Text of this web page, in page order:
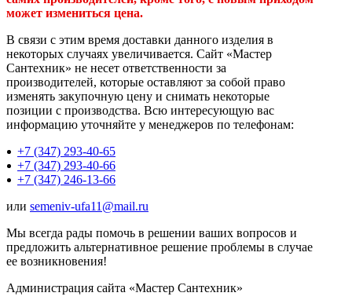
может измениться цена.
В связи с этим время доставки данного изделия в
некоторых случаях увеличивается. Сайт «Мастер
Сантехник» не несет ответственности за
производителей, которые оставляют за собой право
изменять закупочную цену и снимать некоторые
позиции с производства. Всю интересующую вас
информацию уточняйте у менеджеров по телефонам:
+7 (347) 293-40-65
+7 (347) 293-40-66
+7 (347) 246-13-66
или semeniv-ufa11@mail.ru
Мы всегда рады помочь в решении ваших вопросов и
предложить альтернативное решение проблемы в случае
ее возникновения!
Администрация сайта «Мастер Сантехник»